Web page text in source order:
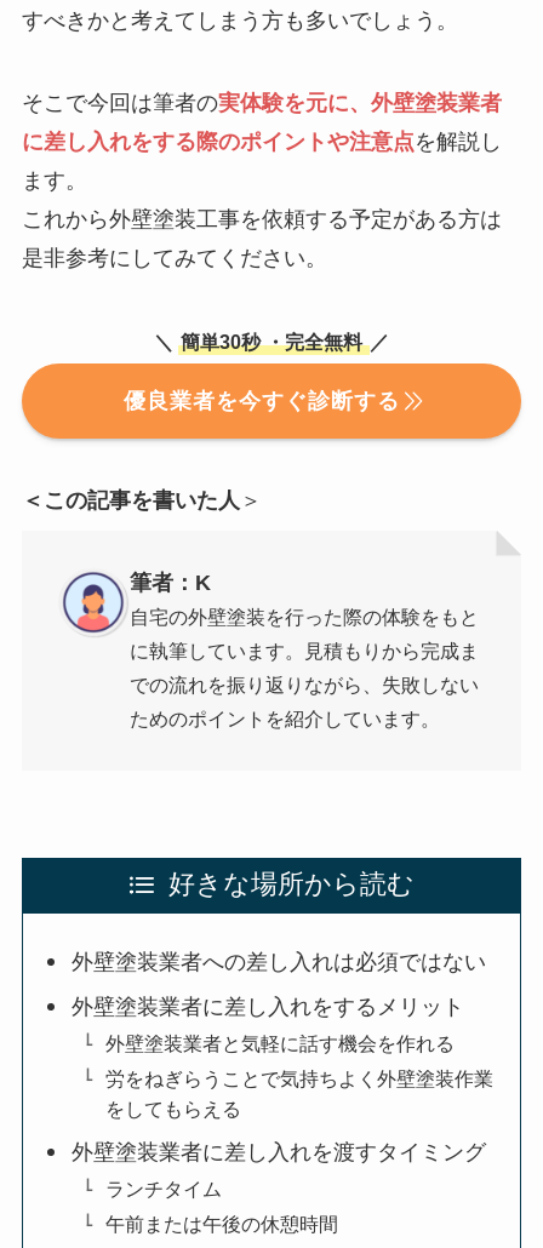
すべきかと考えてしまう方も多いでしょう。
そこで今回は筆者の実体験を元に、外壁塗装業者
に差し入れをする際のポイントや注意点を解説し
ます。
これから外壁塗装工事を依頼する予定がある方は
是非参考にしてみてください。
＼ 簡単30秒 ・完全無料 ／
優良業者を今すぐ診断する
＜この記事を書いた人 ＞
筆者：K
自宅の外壁塗装を行った際の体験をもと
に執筆しています。見積もりから完成ま
での流れを振り返りながら、失敗しない
ためのポイントを紹介しています。
好きな場所から読む
外壁塗装業者への差し入れは必須ではない
外壁塗装業者に差し入れをするメリット
外壁塗装業者と気軽に話す機会を作れる
労をねぎらうことで気持ちよく外壁塗装作業
をしてもらえる
外壁塗装業者に差し入れを渡すタイミング
ランチタイム
午前または午後の休憩時間